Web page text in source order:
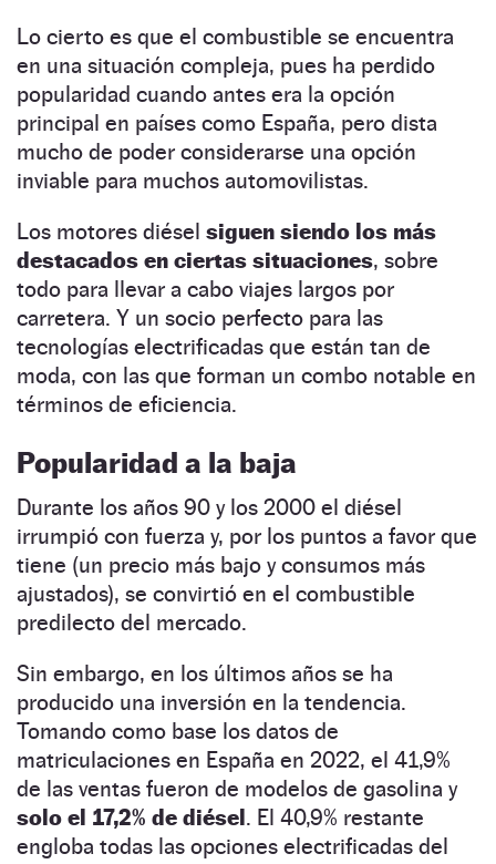
Lo cierto es que el combustible se encuentra
en una situación compleja, pues ha perdido
popularidad cuando antes era la opción
principal en países como España, pero dista
mucho de poder considerarse una opción
inviable para muchos automovilistas.
Los motores diésel siguen siendo los más
destacados en ciertas situaciones, sobre
todo para llevar a cabo viajes largos por
carretera. Y un socio perfecto para las
tecnologías electrificadas que están tan de
moda, con las que forman un combo notable en
términos de eficiencia.
Popularidad a la baja
Durante los años 90 y los 2000 el diésel
irrumpió con fuerza y, por los puntos a favor que
tiene (un precio más bajo y consumos más
ajustados), se convirtió en el combustible
predilecto del mercado.
Sin embargo, en los últimos años se ha
producido una inversión en la tendencia.
Tomando como base los datos de
matriculaciones en España en 2022, el 41,9%
de las ventas fueron de modelos de gasolina y
solo el 17,2% de diésel. El 40,9% restante
engloba todas las opciones electrificadas del